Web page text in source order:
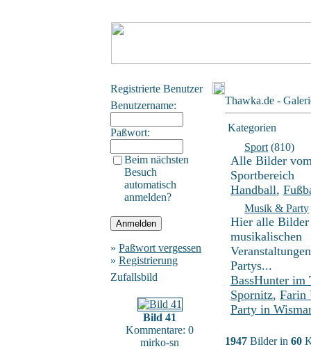
Registrierte Benutzer
Benutzername:
Paßwort:
Beim nächsten
Besuch
automatisch
anmelden?
» Paßwort vergessen
» Registrierung
Zufallsbild
Bild 41
Kommentare: 0
mirko-sn
Thawka.de -
Kategorien
Sport (810)
Alle Bilder
Sportbereich
Handball,
Musik & Party
Hier alle
musikalischen
Partys...
BassHunter im
Spornitz, Farin
Party in
1947 Bilder in 60